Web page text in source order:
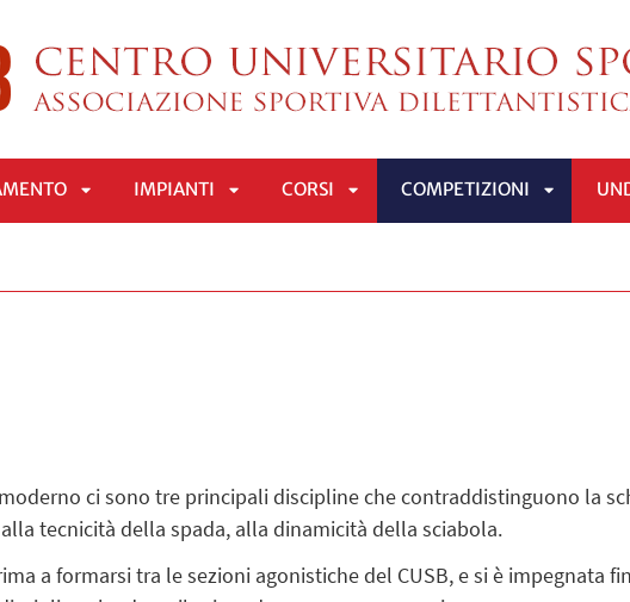
IMPIANTI CORSI COMPETIZIONI
ci sono tre principali discipline che contraddistinguono la
tecnicità della spada, alla dinamicità della sciabola.
a formarsi tra le sezioni agonistiche del CUSB, e si è impegnata